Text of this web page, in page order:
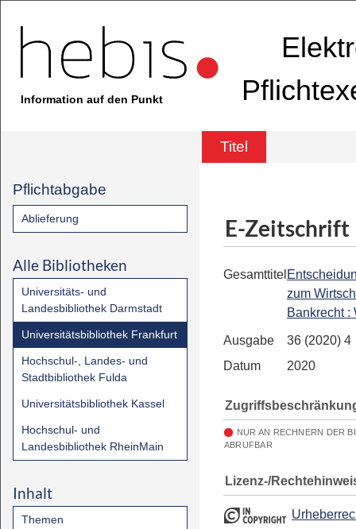
Information auf den Punkt
Titel
Pflichtabgabe
Ablieferung
Alle Bibliotheken
Universitäts- und
Landesbibliothek Darmstadt
Universitätsbibliothek Frankfurt
Hochschul-, Landes- und
Stadtbibliothek Fulda
Universitätsbibliothek Kassel
Hochschul- und
Landesbibliothek RheinMain
Inhalt
Themen
E-Zeitschrift
Gesamttitel
zum
Bankrecht :
Ausgabe
36 (2020) 4
Datum
2020
NUR AN RECHNERN DER
ABRUFBAR
Lizenz-/